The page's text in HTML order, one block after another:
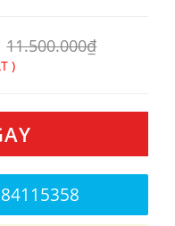
11.500.000₫
)